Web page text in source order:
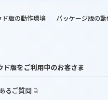
ド版の動作環境 パッケージ版の
ド版をご利用中のお客さま
るご質問